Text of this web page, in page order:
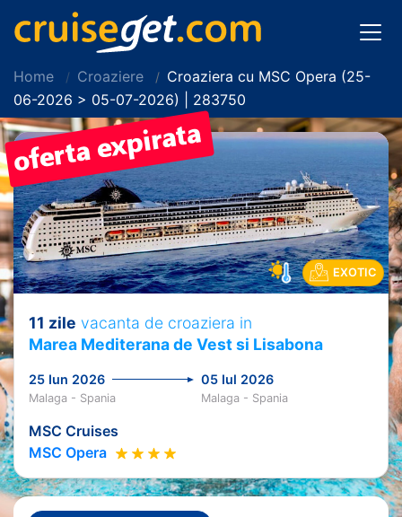
Home Croaziere
Croaziera cu MSC Opera (25-
06-2026 > 05-07-2026) | 283750
EXOTIC
11 zile vacanta de croaziera in
Marea Mediterana de Vest si Lisabona
25 Iun 2026 05 Iul 2026
Malaga - Spania Malaga - Spania
MSC Cruises
MSC Opera